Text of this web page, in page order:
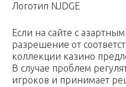
Логотип NJDGE
Если на сайте с
разрешение от
коллекции казино
В случае проблем
игроков и принимает